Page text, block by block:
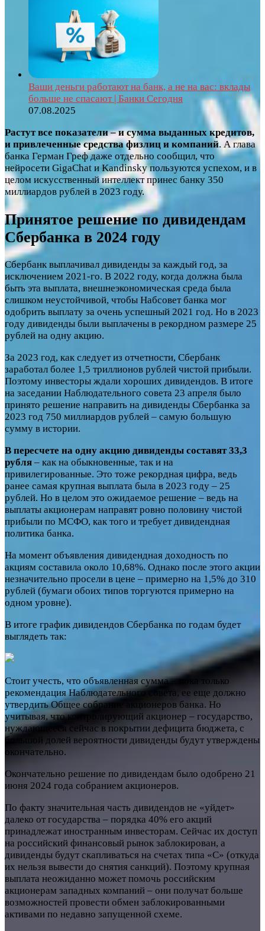
Ваши деньги работают на банк, а не на вас: вклады
больше не спасают | Банки Сегодня
07.08.2025
Растут все показатели – и сумма выданных кредитов,
и привлеченные средства физлиц и компаний. А глава
банка Герман Греф даже отдельно сообщил, что
нейросети GigaChat и Kandinsky пользуются успехом, и в
целом искусственный интеллект принес банку 350
миллиардов рублей в 2023 году.
Принятое решение по дивидендам
Сбербанка в 2024 году
Сбербанк выплачивал дивиденды за каждый год, за
исключением 2021-го. В 2022 году, когда должна была
быть эта выплата, внешнеэкономическая среда была
слишком неустойчивой, чтобы Набсовет банка мог
одобрить выплату за очень успешный 2021 год. Но в 2023
году дивиденды были выплачены в рекордном размере 25
рублей на одну акцию.
За 2023 год, как следует из отчетности, Сбербанк
заработал более 1,5 триллионов рублей чистой прибыли.
Поэтому инвесторы ждали хороших дивидендов. В итоге
на заседании Наблюдательного совета 23 апреля было
принято решение направить на дивиденды Сбербанка за
2023 год 750 миллиардов рублей – самую большую
сумму в истории.
В пересчете на одну акцию дивиденды составят 33,3
рубля – как на обыкновенные, так и на
привилегированные. Это тоже рекордная цифра, ведь
ранее самая крупная выплата была в 2023 году – 25
рублей. Но в целом это ожидаемое решение – ведь на
выплаты акционерам направят ровно половину чистой
прибыли по МСФО, как того и требует дивидендная
политика банка.
На момент объявления дивидендная доходность по
акциям составила около 10,68%. Однако после этого акции
незначительно просели в цене – примерно на 1,5% до 310
рублей (бумаги обоих типов торгуются примерно на
одном уровне).
В итоге график дивидендов Сбербанка по годам будет
выглядеть так:
Стоит учесть, что объявленная сумма – пока только
рекомендация Наблюдательного совета, ее еще должно
утвердить Общее собрание акционеров банка. Но
учитывая, что контролирующий акционер – государство,
нуждающееся сейчас в покрытии дефицита бюджета, с
большой долей вероятности дивиденды будут утверждены
окончательно.
Окончательно решение по дивидендам было одобрено 21
июня 2024 года собранием акционеров.
По факту значительная часть дивидендов не «уйдет»
далеко от государства – порядка 40% его акций
принадлежат иностранным инвесторам. Сейчас их доступ
на российский финансовый рынок заблокирован, а
дивиденды будут скапливаться на счетах типа «С» (откуда
их нельзя вывести до снятия санкций). Поэтому крупная
выплата неожиданно может помочь российским
акционерам западных компаний – они получат больше
возможностей провести обмен заблокированными
активами по недавно запущенной схеме.